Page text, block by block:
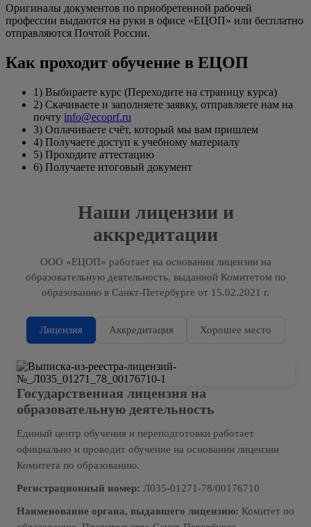
Оригиналы документов по приобретенной рабочей
профессии выдаются на руки в офисе «ЕЦОП» или бесплатно
отправляются Почтой России.
Как проходит обучение в ЕЦОП
1) Выбираете курс (Переходите на страницу курса)
2) Скачиваете и заполняете заявку, отправляете нам на
почту info@ecoprf.ru
3) Оплачиваете счёт, который мы вам пришлем
4) Получаете доступ к учебному материалу
5) Проходите аттестацию
6) Получаете итоговый документ
Наши лицензии и
аккредитации
ООО «ЕЦОП» работает на основании лицензии на
образовательную деятельность, выданной Комитетом по
образованию в Санкт-Петербурге от 15.02.2021 г.
Лицензия Аккредитация Хорошее место
Государственная лицензия на
образовательную деятельность
Единый центр обучения и переподготовки работает
официально и проводит обучение на основании лицензии
Комитета по образованию.
Регистрационный номер: Л035-01271-78/00176710
Наименование органа, выдавшего лицензию: Комитет по